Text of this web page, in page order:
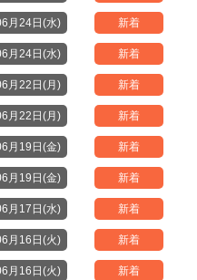
月24日(水) 新着
月24日(水) 新着
月22日(月) 新着
月22日(月) 新着
月19日(金) 新着
月19日(金) 新着
月17日(水) 新着
月16日(火) 新着
月16日(火) 新着